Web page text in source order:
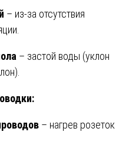
– из-за отсутствия
– застой воды (уклон
– нагрев розеток